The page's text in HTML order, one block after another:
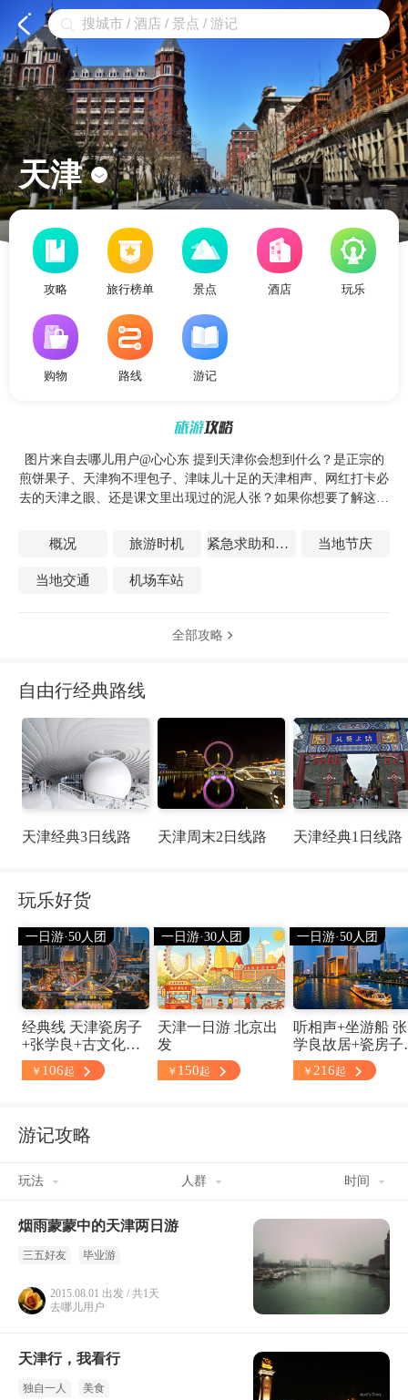
 
天津 
攻略 旅行榜单 景点 酒店 玩乐
购物 路线 游记
图片来自去哪儿用户@心心东 提到天津你会想到什么？是正宗的
煎饼果子、天津狗不理包子、津味儿十足的天津相声、网红打卡必
去的天津之眼、还是课文里出现过的泥人张？如果你想要了解这座
概况 旅游时机 紧急求助和医疗 当地节庆
当地交通 机场车站
全部攻略 
自由行经典路线
天津经典3日线路 天津周末2日线路 天津经典1日线路
玩乐好货
一日游·50人团
经典线 天津瓷房子
+张学良+古文化街
+意大利风情区一日
游（可升级相声游
￥ 106起
一日游·30人团
天津一日游 北京出
发
￥ 150起
一日游·50人团
听相声+坐游船 张
学良故居+瓷房子
+古文化街+意大
风情区一日游（
￥ 216起
游记攻略
玩法 人群 时间
烟雨蒙蒙中的天津两日游
三五好友 毕业游
2015.08.01 出发 / 共1天
去哪儿用户
天津行，我看行
独自一人 美食